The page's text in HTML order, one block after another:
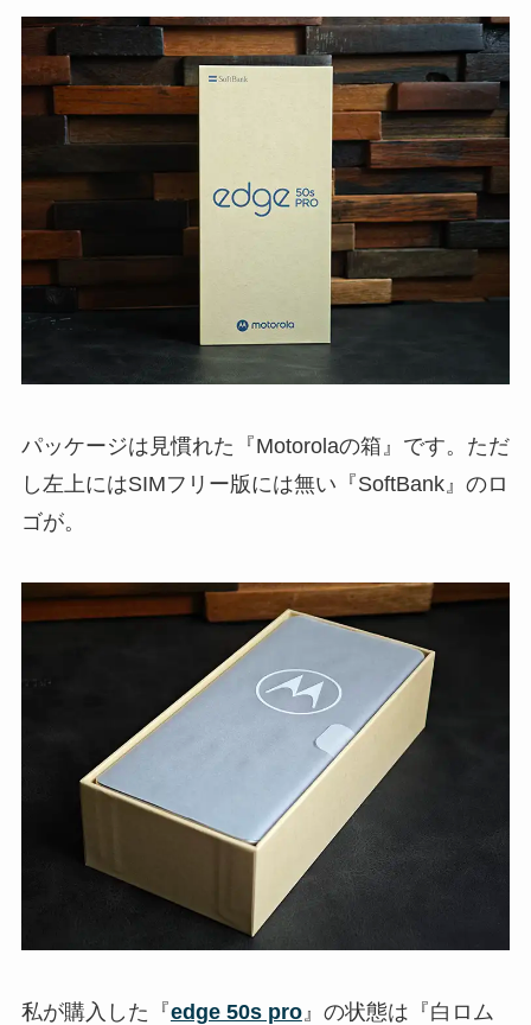
パッケージは見慣れた『Motorolaの箱』です。ただ
し左上にはSIMフリー版には無い『SoftBank』のロ
ゴが。
私が購入した『edge 50s pro』の状態は『白ロム